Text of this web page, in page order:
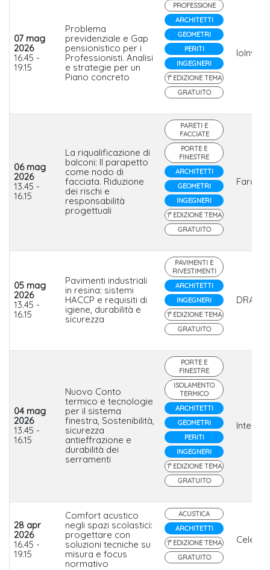
07 mag
2026
16.45 -
19.15
Problema
previdenziale e Gap
pensionistico per i
Professionisti. Analisi
e strategie per un
Piano concreto
PROFESSIONE
ARCHITETTI
GEOMETRI
PERITI
INGEGNERI
1° EDIZIONE TEMA
GRATUITO
06 mag
2026
13.45 -
16.15
La riqualificazione di
balconi: Il parapetto
come nodo di
facciata. Riduzione
dei rischi e
responsabilità
progettuali
PARETI E
FACCIATE
PORTE E
FINESTRE
ARCHITETTI
GEOMETRI
INGEGNERI
1° EDIZIONE TEMA
GRATUITO
05 mag
2026
13.45 -
16.15
Pavimenti industriali
in resina: sistemi
HACCP e requisiti di
igiene, durabilità e
sicurezza
PAVIMENTI E
RIVESTIMENTI
ARCHITETTI
INGEGNERI
1° EDIZIONE TEMA
GRATUITO
DRACO
04 mag
2026
13.45 -
16.15
Nuovo Conto
termico e tecnologie
per il sistema
finestra, Sostenibilità,
sicurezza
antieffrazione e
durabilità dei
serramenti
PORTE E
FINESTRE
ISOLAMENTO
TERMICO
ARCHITETTI
GEOMETRI
PERITI
INGEGNERI
1° EDIZIONE TEMA
GRATUITO
28 apr
2026
16.45 -
19.15
Comfort acustico
negli spazi scolastici:
progettare con
soluzioni tecniche su
misura e focus
normativo
ACUSTICA
ARCHITETTI
1° EDIZIONE TEMA
GRATUITO
Celenit